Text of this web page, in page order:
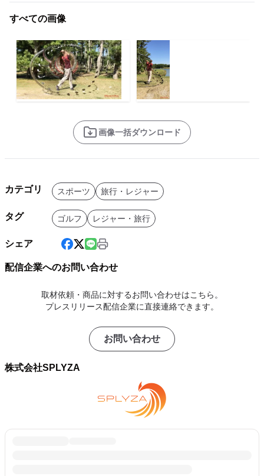
すべての画像
画像一括ダウンロード
カテゴリ スポーツ 旅行・レジャー
タグ ゴルフ レジャー・旅行
シェア
配信企業へのお問い合わせ
取材依頼・商品に対するお問い合わせはこちら。
プレスリリース配信企業に直接連絡できます。
お問い合わせ
株式会社SPLYZA